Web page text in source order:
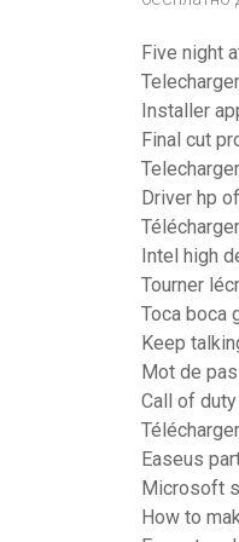
Five night
Installer
Final cut
Driver hp
Intel high
Tourner
Toca boca
Keep
Mot de
Call of
Easeus
Microsoft
How to